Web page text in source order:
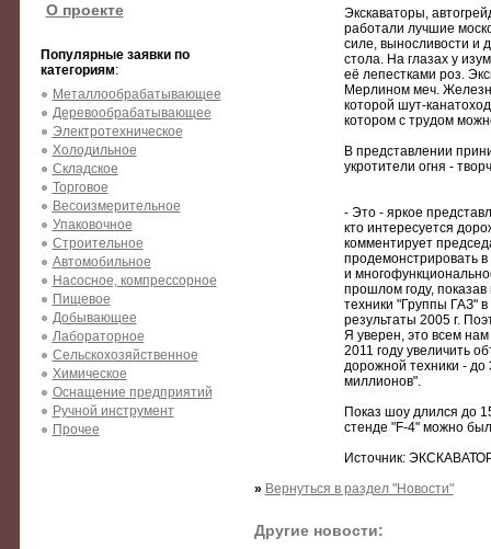
О проекте
Популярные заявки по
категориям:
Металлообрабатывающее
Деревообрабатывающее
Электротехническое
Холодильное
Складское
Торговое
Весоизмерительное
Упаковочное
Строительное
Автомобильное
Насосное, компрессорное
Пищевое
Добывающее
Лабораторное
Сельскохозяйственное
Химическое
Оснащение предприятий
Ручной инструмент
Прочее
Экскаваторы,
работали лучшие
силе, выносливости и
стола. На глазах у
её лепестками роз.
Мерлином меч.
которой шут-
котором с трудом
В представлении
укротители огня -
- Это - яркое
кто интересуется
комментирует
продемонстрировать
и
прошлом году,
техники "Группы ГАЗ"
результаты 2005 г.
Я уверен, это всем
2011 году увеличить
дорожной техники - до
миллионов".
Показ шоу длился до
стенде "F-4" можно
Источник:
» Вернуться в раздел "Новости"
Другие новости: